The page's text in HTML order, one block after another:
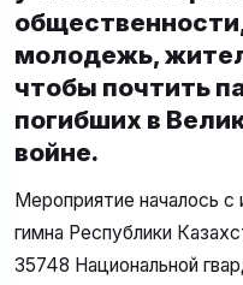
молодежь,
чтобы почтить
погибших в
войне.
Мероприятие началось с
гимна Республики
35748 Национальной